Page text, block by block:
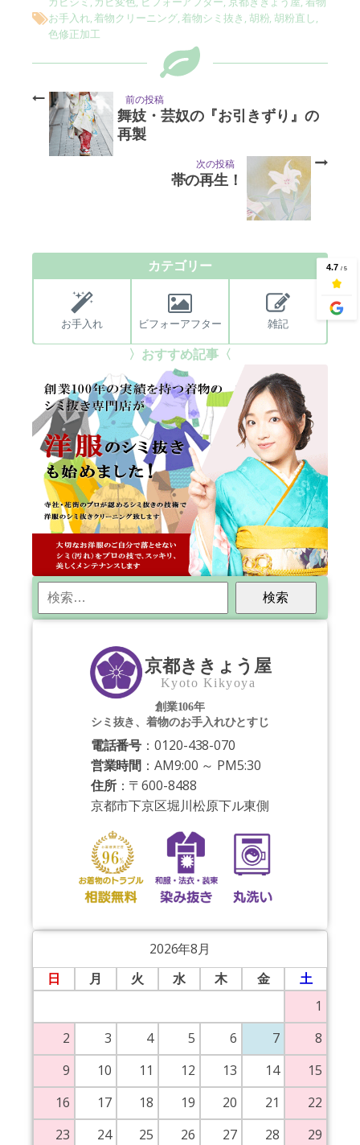
お手入れ,着物クリーニング,着物シミ抜き , 胡粉, 胡粉直し,
色修正加工
前の投稿
舞妓・芸奴の『お引きずり』の
再製
次の投稿
帯の再生！
カテゴリー
お手入れ ビフォーアフター 雑記
〉おすすめ記事〈
検
索:
京都ききょう屋
Kyoto Kikyoya
創業106年
シミ抜き、着物のお手入れひとすじ
電話番号 ：0120-438-070
営業時間 ：AM9:00 ～ PM5:30
住所：〒600-8488
京都市下京区堀川松原下ル東側
2026年8月
日
月 火 水 木 金
土
1
2
3 4 5 6 7
8
9
10 11 12 13 14
15
16
17 18 19 20 21
22
23
24 25 26 27 28
29